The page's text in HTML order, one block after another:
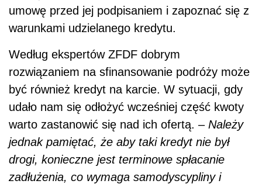
umowę przed jej podpisaniem i zapoznać się z
warunkami udzielanego kredytu.
Według ekspertów ZFDF dobrym
rozwiązaniem na sfinansowanie podróży może
być również kredyt na karcie. W sytuacji, gdy
udało nam się odłożyć wcześniej część kwoty
warto zastanowić się nad ich ofertą. – Należy
jednak pamiętać, że aby taki kredyt nie był
drogi, konieczne jest terminowe spłacanie
zadłużenia, co wymaga samodyscypliny i